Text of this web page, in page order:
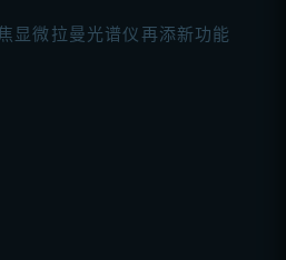
显微拉曼光谱仪再添新功能